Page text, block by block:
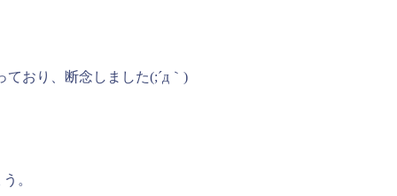
おり、断念しました(;´д｀)
。